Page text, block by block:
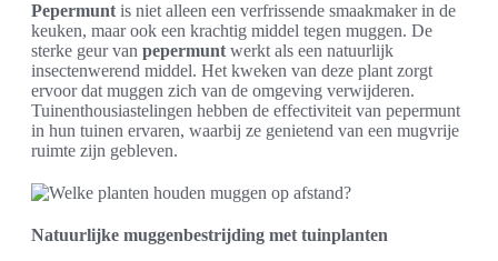
Pepermunt is niet alleen een verfrissende smaakmaker in de
keuken, maar ook een krachtig middel tegen muggen. De
sterke geur van pepermunt werkt als een natuurlijk
insectenwerend middel. Het kweken van deze plant zorgt
ervoor dat muggen zich van de omgeving verwijderen.
Tuinenthousiastelingen hebben de effectiviteit van pepermunt
in hun tuinen ervaren, waarbij ze genietend van een mugvrije
ruimte zijn gebleven.
Natuurlijke muggenbestrijding met tuinplanten